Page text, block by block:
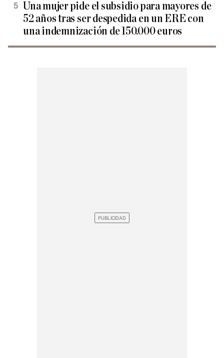
Una mujer pide el subsidio para mayores de
52 años tras ser despedida en un ERE con
una indemnización de 150.000 euros